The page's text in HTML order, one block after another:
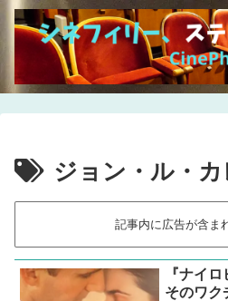
ジョン・ル・カ
記事内に広告が含ま
『ナイ
そのワク